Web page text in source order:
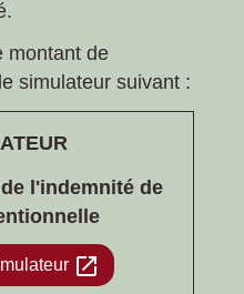
montant de
simulateur suivant :
l'indemnité de
open_in_new